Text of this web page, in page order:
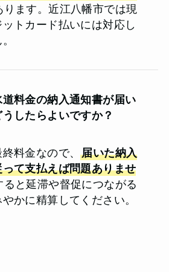
ります。近江八幡市では現
トカード払いには対応し
料金の納入通知書が届い
したらよいですか？
料金なので、届いた納入
て支払えば問題ありませ
ると延滞や督促につながる
かに精算してください。